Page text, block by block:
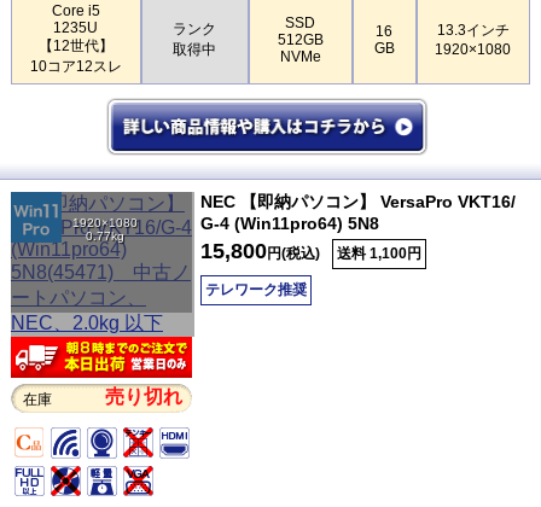
Core i5
1235U
【12世代】
10コア12スレ
ランク
取得中
SSD
512GB
NVMe
16
GB
13.3インチ
1920×1080
1920×1080
0.77kg
在庫 売り切れ
NEC 【即納パソコン】 VersaPro VKT16/
G-4 (Win11pro64) 5N8
15,800円(税込) 送料 1,100円
テレワーク推奨